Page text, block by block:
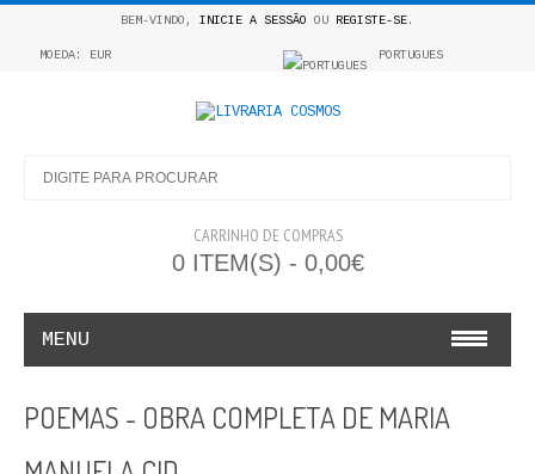
BEM-VINDO, INICIE A SESSÃO OU REGISTE-SE.
MOEDA: EUR PORTUGUES
CARRINHO DE COMPRAS
0 ITEM(S) - 0,00€
MENU
POEMAS - OBRA COMPLETA DE MARIA